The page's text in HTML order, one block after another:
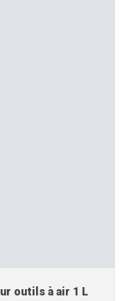
outils à air 1 L